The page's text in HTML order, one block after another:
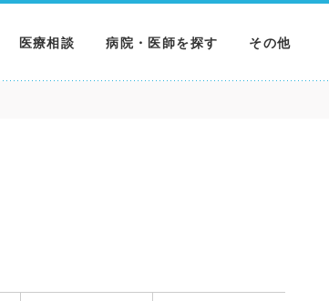
医療相談 病院・医師を探す
病院を探す
その他
MNニュース